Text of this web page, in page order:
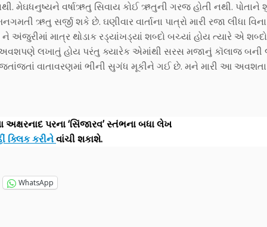
મેઘધનુષ્યને વર્ષાઋતુ સિવાય કોઈ ઋતુની ગરજ હોતી નથી.
સર્જી શકે છે. ઘણીવાર વાર્તાના પાત્રો મારી રજા લીધા વિના
માત્ર થોડાક રડ્યાંખડ્યાં શબ્દો બચ્યાં હોય ત્યારે એ
અવશપણે લખાતું હોય પરંતુ ક્યારેક એમાંથી સરસ મજાનું કૉલાજ
વાતાવરણમાં ભીની સુગંધ મૂકીને ગઈ છે. મને મારી આ
પરના ‘સિંજારવ’ સ્તંભના બધા લેખ
ક્લિક કરીનેવાંચી શકાશે.
WhatsApp